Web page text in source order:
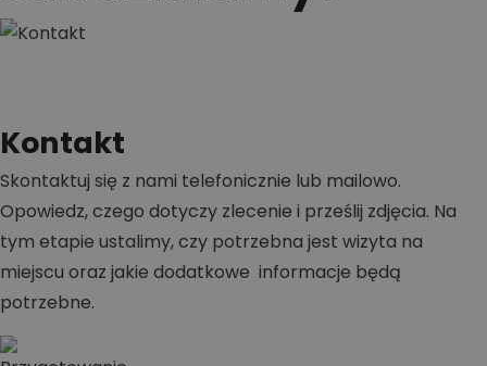
Kontakt
Skontaktuj się z nami telefonicznie lub mailowo.
Opowiedz, czego dotyczy zlecenie i prześlij zdjęcia. Na
tym etapie ustalimy, czy potrzebna jest wizyta na
miejscu oraz jakie dodatkowe informacje będą
potrzebne.